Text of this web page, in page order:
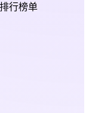
行榜单